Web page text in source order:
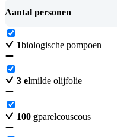
Aantal personen
1biologische pompoen
3 elmilde olijfolie
100 gparelcouscous